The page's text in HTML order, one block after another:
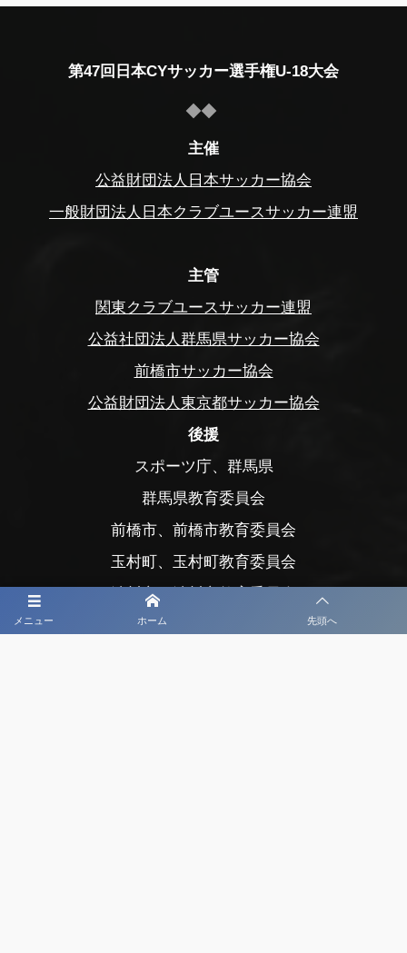
メニュー ホーム 先頭へ
第47回日本CYサッカー選手権U-18大会
主催
公益財団法人日本サッカー協会
一般財団法人日本クラブユースサッカー連盟
主管
関東クラブユースサッカー連盟
公益社団法人群馬県サッカー協会
前橋市サッカー協会
公益財団法人東京都サッカー協会
後援
スポーツ庁、群馬県
群馬県教育委員会
前橋市、前橋市教育委員会
玉村町、玉村町教育委員会
渋川市、渋川市教育委員会
公益財団法人前橋市まちづくり公社